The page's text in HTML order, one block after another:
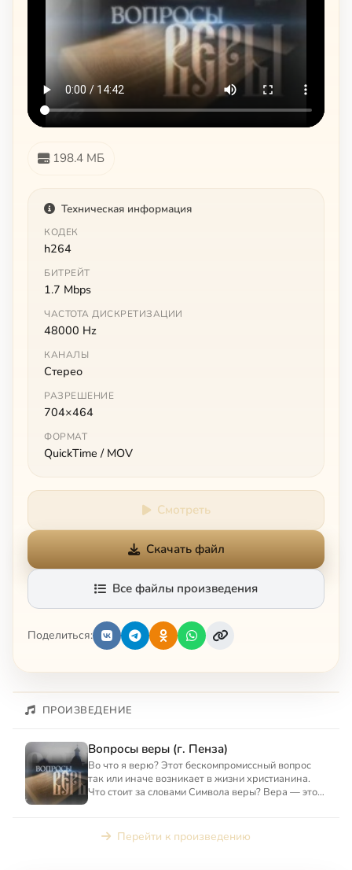
198.4 МБ
Техническая информация
КОДЕК
h264
БИТРЕЙТ
1.7 Mbps
ЧАСТОТА ДИСКРЕТИЗАЦИИ
48000 Hz
КАНАЛЫ
Стерео
РАЗРЕШЕНИЕ
704×464
ФОРМАТ
QuickTime / MOV
Смотреть
Скачать файл
Все файлы произведения
Поделиться:
ПРОИЗВЕДЕНИЕ
Вопросы веры (г. Пенза)
Во что я верю? Этот бескомпромиссный вопрос
так или иначе возникает в жизни христианина.
Что стоит за словами Символа веры? Вера — это
Перейти к произведению